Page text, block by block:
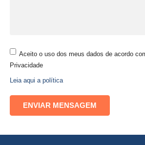
Aceito o uso dos meus dados de acordo
Privacidade
Leia aqui a política